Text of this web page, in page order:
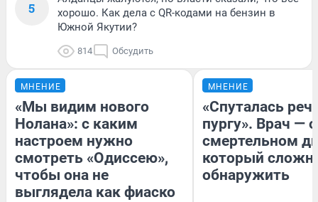
5
хорошо. Как дела с QR-кодами на бензин в
Южной Якутии?
814 Обсудить
МНЕНИЕ
«Мы видим нового
Нолана»: с каким
настроем нужно
смотреть «Одиссею»,
чтобы она не
выглядела как фиаско
МНЕНИЕ
«Спуталась
пургу». Врач — о
смертельном
который
обнаружить